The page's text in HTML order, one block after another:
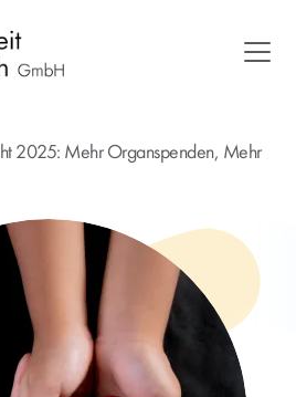
2025: Mehr Organspenden, Mehr